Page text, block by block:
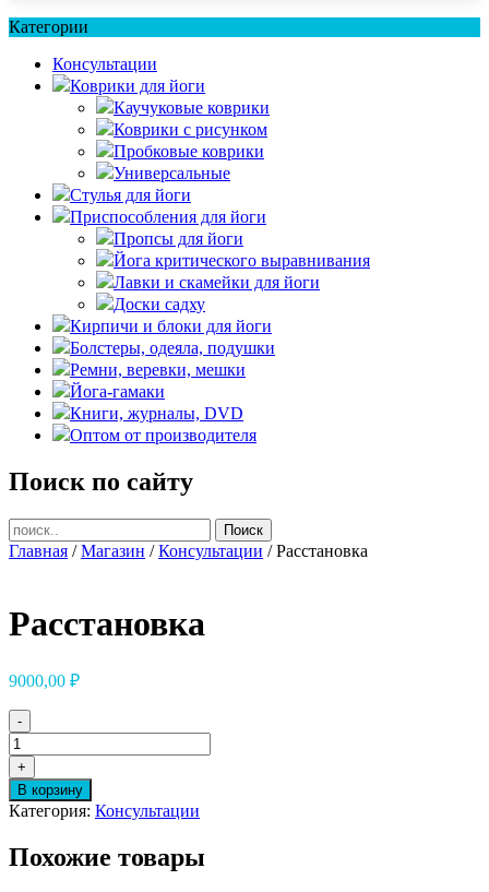
Категории
Консультации
Коврики для йоги
Каучуковые коврики
Коврики с рисунком
Пробковые коврики
Универсальные
Стулья для йоги
Приспособления для йоги
Пропсы для йоги
Йога критического выравнивания
Лавки и скамейки для йоги
Доски садху
Кирпичи и блоки для йоги
Болстеры, одеяла, подушки
Ремни, веревки, мешки
Йога-гамаки
Книги, журналы, DVD
Оптом от производителя
Поиск по сайту
Главная /Магазин /Консультации / Расстановка
Расстановка
9000,00 ₽
-
Количество
товара
Расстановка
+
В корзину
Категория: Консультации
Похожие товары